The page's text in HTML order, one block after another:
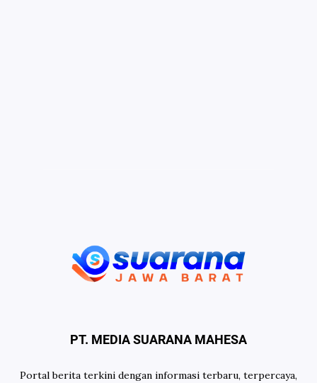
PT. MEDIA SUARANA MAHESA
Portal berita terkini dengan informasi terbaru, terpercaya,